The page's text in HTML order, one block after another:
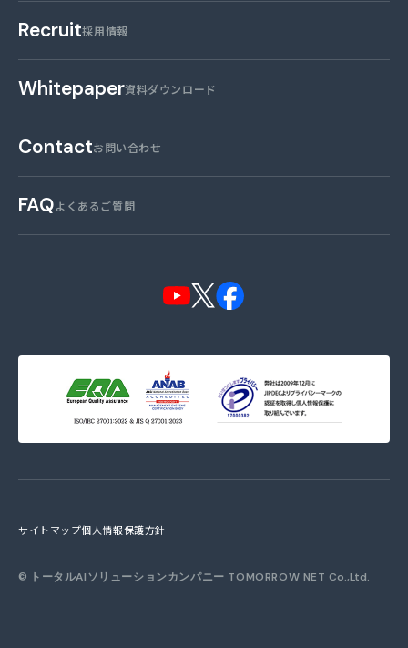
Recruit採用情報
Whitepaper資料ダウンロード
Contactお問い合わせ
FAQよくあるご質問
サイトマップ個人情報保護方針
© トータルAIソリューションカンパニー TOMORROW NET Co.,Ltd.